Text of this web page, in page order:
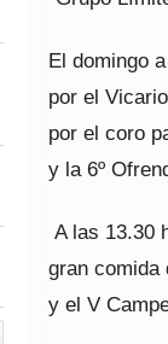
El domingo
por el
por el coro
y la 6º
A las 13.30
gran comida
y el V